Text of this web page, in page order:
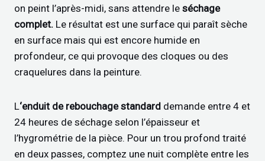
on peint l’après-midi, sans attendre leséchage
complet. Le résultat est une surface qui paraît sèche
en surface mais qui est encore humide en
profondeur, ce qui provoque des cloques ou des
craquelures dans la peinture.
L‘enduit de rebouchage standard demande entre 4 et
24 heures de séchage selon l’épaisseur et
l’hygrométrie de la pièce. Pour un trou profond traité
en deux passes, comptez une nuit complète entre les